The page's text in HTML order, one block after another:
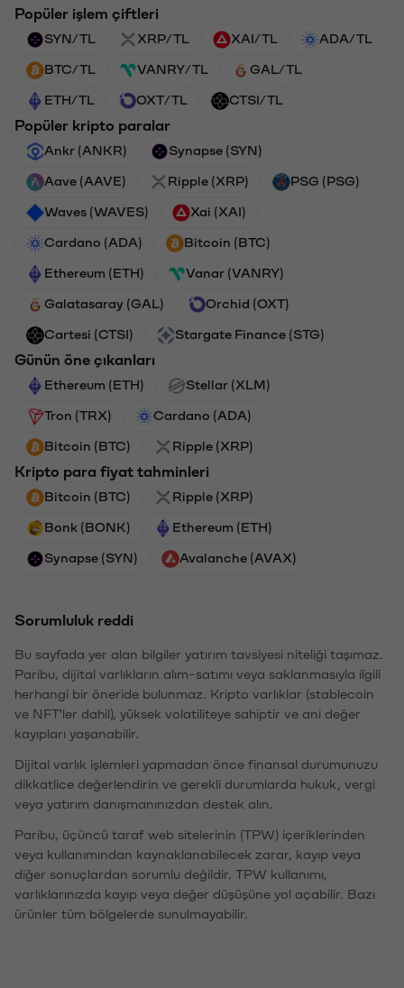
Popüler işlem çiftleri
SYN/TL XRP/TL XAI/TL ADA/TL
BTC/TL VANRY/TL GAL/TL
ETH/TL OXT/TL CTSI/TL
Popüler kripto paralar
Ankr (ANKR) Synapse (SYN)
Aave (AAVE) Ripple (XRP) PSG (PSG)
Waves (WAVES) Xai (XAI)
Cardano (ADA) Bitcoin (BTC)
Ethereum (ETH) Vanar (VANRY)
Galatasaray (GAL) Orchid (OXT)
Cartesi (CTSI) Stargate Finance (STG)
Günün öne çıkanları
Ethereum (ETH) Stellar (XLM)
Tron (TRX) Cardano (ADA)
Bitcoin (BTC) Ripple (XRP)
Kripto para fiyat tahminleri
Bitcoin (BTC) Ripple (XRP)
Bonk (BONK) Ethereum (ETH)
Synapse (SYN) Avalanche (AVAX)
Sorumluluk reddi
Bu sayfada yer alan bilgiler yatırım tavsiyesi niteliği taşımaz.
Paribu, dijital varlıkların alım-satımı veya saklanmasıyla ilgili
herhangi bir öneride bulunmaz. Kripto varlıklar (stablecoin
ve NFT'ler dahil), yüksek volatiliteye sahiptir ve ani değer
kayıpları yaşanabilir.
Dijital varlık işlemleri yapmadan önce finansal durumunuzu
dikkatlice değerlendirin ve gerekli durumlarda hukuk, vergi
veya yatırım danışmanınızdan destek alın.
Paribu, üçüncü taraf web sitelerinin (TPW) içeriklerinden
veya kullanımından kaynaklanabilecek zarar, kayıp veya
diğer sonuçlardan sorumlu değildir. TPW kullanımı,
varlıklarınızda kayıp veya değer düşüşüne yol açabilir. Bazı
ürünler tüm bölgelerde sunulmayabilir.